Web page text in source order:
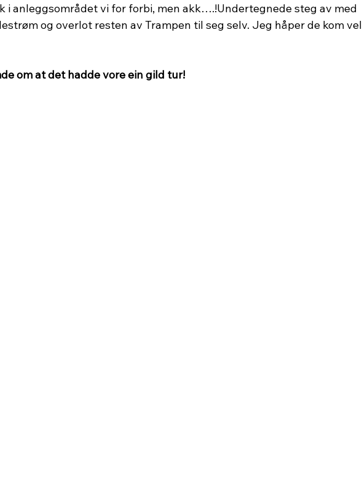
i anleggsområdet vi for forbi, men akk….!Undertegnede steg av med
og overlot resten av Trampen til seg selv. Jeg håper de kom vel
om at det hadde vore ein gild tur!